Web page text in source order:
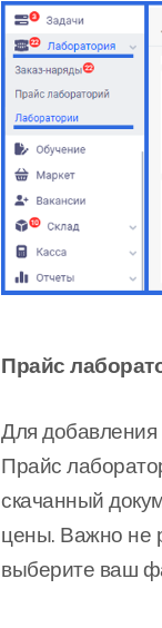
Прайс
Для
Прайс
скачанный
цены. Важно не
выберите ваш